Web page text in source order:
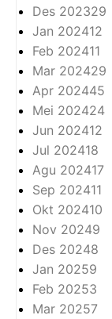
Des 202329
Jan 202412
Feb 202411
Mar 202429
Apr 202445
Mei 202424
Jun 202412
Jul 202418
Agu 202417
Sep 202411
Okt 202410
Nov 20249
Des 20248
Jan 20259
Feb 20253
Mar 20257